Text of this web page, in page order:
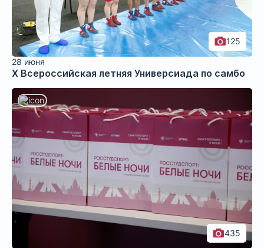
125
28 июня
X Всероссийская летняя Универсиада по самбо
435